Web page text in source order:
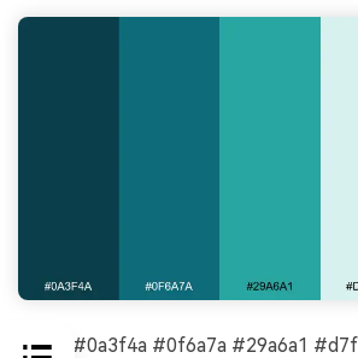
HEX :
#0a3f4a #0f6a7a #29a6a1